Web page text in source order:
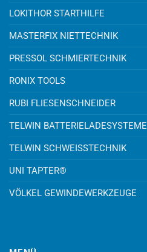
LOKITHOR STARTHILFE
MASTERFIX NIETTECHNIK
PRESSOL SCHMIERTECHNIK
RONIX TOOLS
RUBI FLIESENSCHNEIDER
TELWIN BATTERIELADESYSTEME
TELWIN SCHWEISSTECHNIK
UNI TAPTER®
VÖLKEL GEWINDEWERKZEUGE